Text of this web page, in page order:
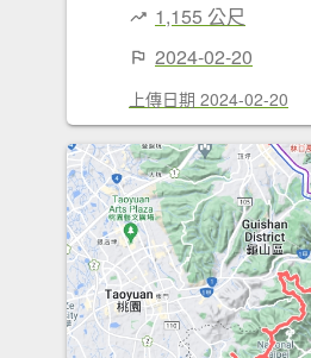
1,155 公尺
2024-02-20
上傳日期 2024-02-20